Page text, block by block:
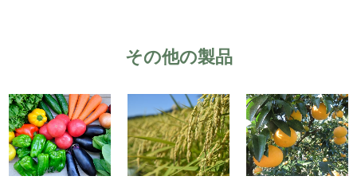
その他の製品